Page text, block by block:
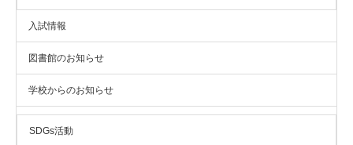
入試情報
図書館のお知らせ
学校からのお知らせ
SDGs活動